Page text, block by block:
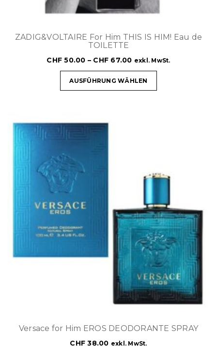
ZADIG&VOLTAIRE For Him THIS IS HIM! Eau de
TOILETTE
CHF 50.00 – CHF 67.00 exkl. MwSt.
AUSFÜHRUNG WÄHLEN
Versace for Him EROS DEODORANTE SPRAY
CHF 38.00 exkl. MwSt.